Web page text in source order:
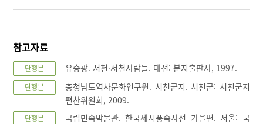
참고자료
단행본 유승광. 서천·서천사람들. 대전: 분지출판사, 1997.
단행본
충청남도역사문화연구원. 서천군지. 서천군: 서천군지
편찬위원회, 2009.
단행본 국립민속박물관. 한국세시풍속사전_가을편. 서울: 국